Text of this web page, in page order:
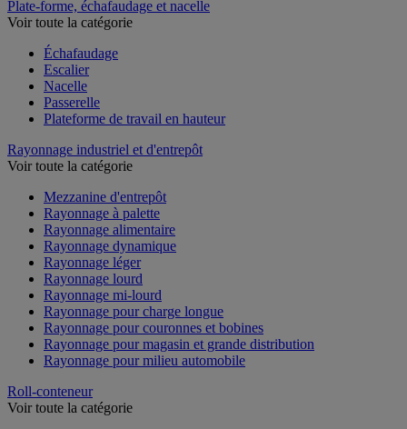
Plate-forme, échafaudage et nacelle
Voir toute la catégorie
Échafaudage
Escalier
Nacelle
Passerelle
Plateforme de travail en hauteur
Rayonnage industriel et d'entrepôt
Voir toute la catégorie
Mezzanine d'entrepôt
Rayonnage à palette
Rayonnage alimentaire
Rayonnage dynamique
Rayonnage léger
Rayonnage lourd
Rayonnage mi-lourd
Rayonnage pour charge longue
Rayonnage pour couronnes et bobines
Rayonnage pour magasin et grande distribution
Rayonnage pour milieu automobile
Roll-conteneur
Voir toute la catégorie